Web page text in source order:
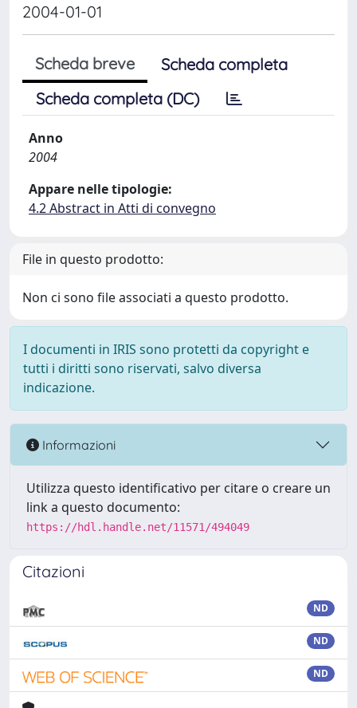
2004-01-01
Scheda breve
Scheda completa
Scheda completa (DC)
Anno
2004
Appare nelle tipologie:
4.2 Abstract in Atti di convegno
File in questo prodotto:
Non ci sono file associati a questo prodotto.
I documenti in IRIS sono protetti da copyright e
tutti i diritti sono riservati, salvo diversa
indicazione.
Informazioni
Utilizza questo identificativo per citare o creare un
link a questo documento:
https://hdl.handle.net/11571/494049
Citazioni
ND
ND
ND